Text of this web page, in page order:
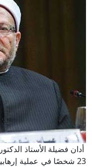
أدان فضيلة الأستاذ
23 شخصًا في عملية